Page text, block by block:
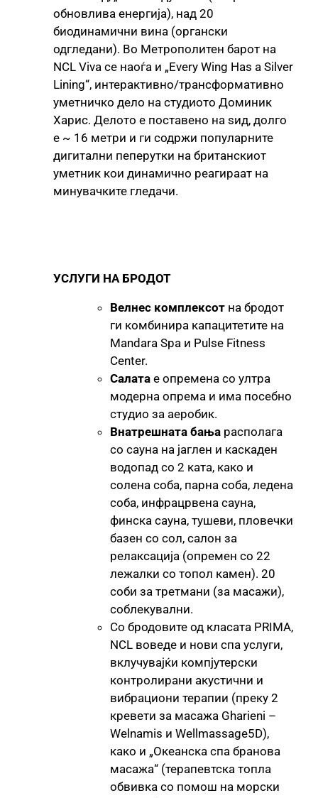
обновлива енергија), над 20
биодинамични вина (органски
одгледани). Во Метрополитен барот на
NCL Viva се наоѓа и „Every Wing Has a Silver
Lining“, интерактивно/трансформативно
уметничко дело на студиото Доминик
Харис. Делото е поставено на ѕид, долго
е ~ 16 метри и ги содржи популарните
дигитални пеперутки на британскиот
уметник кои динамично реагираат на
минувачките гледачи.
УСЛУГИ НА БРОДОТ
Велнес комплексот на бродот
ги комбинира капацитетите на
Mandara Spa и Pulse Fitness
Center.
Салата е опремена со ултра
модерна опрема и има посебно
студио за аеробик.
Внатрешната бања располага
со сауна на јаглен и каскаден
водопад со 2 ката, како и
солена соба, парна соба, ледена
соба, инфрацрвена сауна,
финска сауна, тушеви, пловечки
базен со сол, салон за
релаксација (опремен со 22
лежалки со топол камен). 20
соби за третмани (за масажи),
соблекувални.
Со бродовите од класата PRIMA,
NCL воведе и нови спа услуги,
вклучувајќи компјутерски
контролирани акустични и
вибрациони терапии (преку 2
кревети за масажа Gharieni –
Welnamis и Wellmassage5D),
како и „Океанска спа бранова
масажа“ (терапевтска топла
обвивка со помош на морски